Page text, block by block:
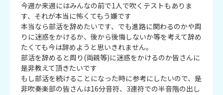
今週か来週にはみんなの前で1人で吹くテストもありま
す、それが本当に怖くてもう嫌です
本当なら部活を辞めたいです、でも進路に関わるのかや周
りに迷惑をかけるか、後から後悔しないか等を考えて辞め
たくても今は辞めようと思いきれません。
部活を辞めると周り(両親等)に迷惑をかけるのか皆さんに
是非教えて頂きたいです
もし部活を続けることになった時に参考にしたいので、是
非吹奏楽部の皆さんは16分音符、3連符での半音階の出し